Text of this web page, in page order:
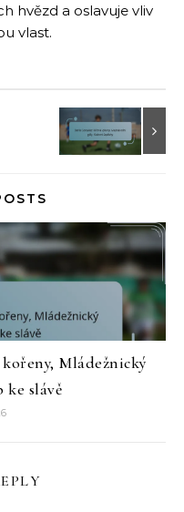
hvězd a oslavuje vliv
vlast.
Mládežnický
ke slávě